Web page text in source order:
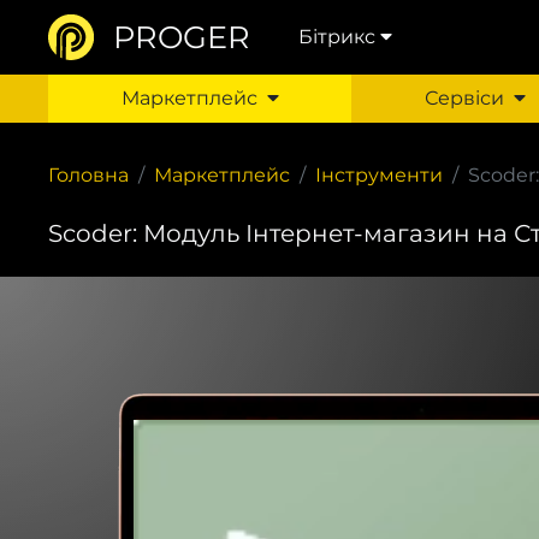
PROGER Бітрикс
Маркетплейс Сервіси
Головна Маркетплейс Інструменти
Scoder: Модуль Інтернет-магазин на